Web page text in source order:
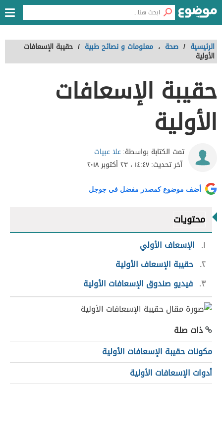
الرئيسية / صحة ، معلومات و نصائح طبية / حقيبة الإسعافات
الأولية
حقيبة الإسعافات
الأولية
تمت الكتابة بواسطة:علا عبيات
آخر تحديث:١٤:٤٧ ، ٢٣ أكتوبر ٢٠١٨
أضف موضوع كمصدر مفضل في جوجل
محتويات
١
الإسعاف الأولي
٢ حقيبة الإسعاف الأولية
٣ فيديو صندوق الإسعافات الأولية
ذات صلة
مكونات حقيبة الإسعافات الأولية
أدوات الإسعافات الأولية